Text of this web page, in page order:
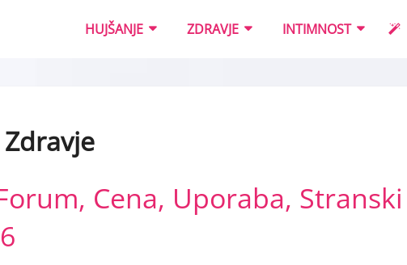
HUJŠANJE ZDRAVJE INTIMNOST
Zdravje
Cena, Uporaba, Stranski